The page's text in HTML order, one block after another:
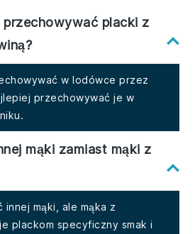
przechowywać placki z
w lodówce przez
przechowywać je w
mąki zamiast mąki z
innej mąki, ale mąka z
plackom specyficzny smak i